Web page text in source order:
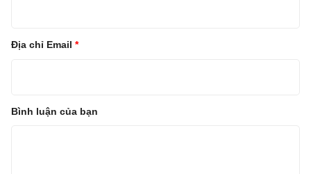
Bình luận của bạn
Địa chỉ Email *